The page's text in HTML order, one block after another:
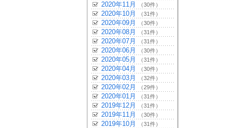
2020年11月 （30件）
2020年10月 （31件）
2020年09月 （30件）
2020年08月 （31件）
2020年07月 （31件）
2020年06月 （30件）
2020年05月 （31件）
2020年04月 （30件）
2020年03月 （32件）
2020年02月 （29件）
2020年01月 （31件）
2019年12月 （31件）
2019年11月 （30件）
2019年10月 （31件）